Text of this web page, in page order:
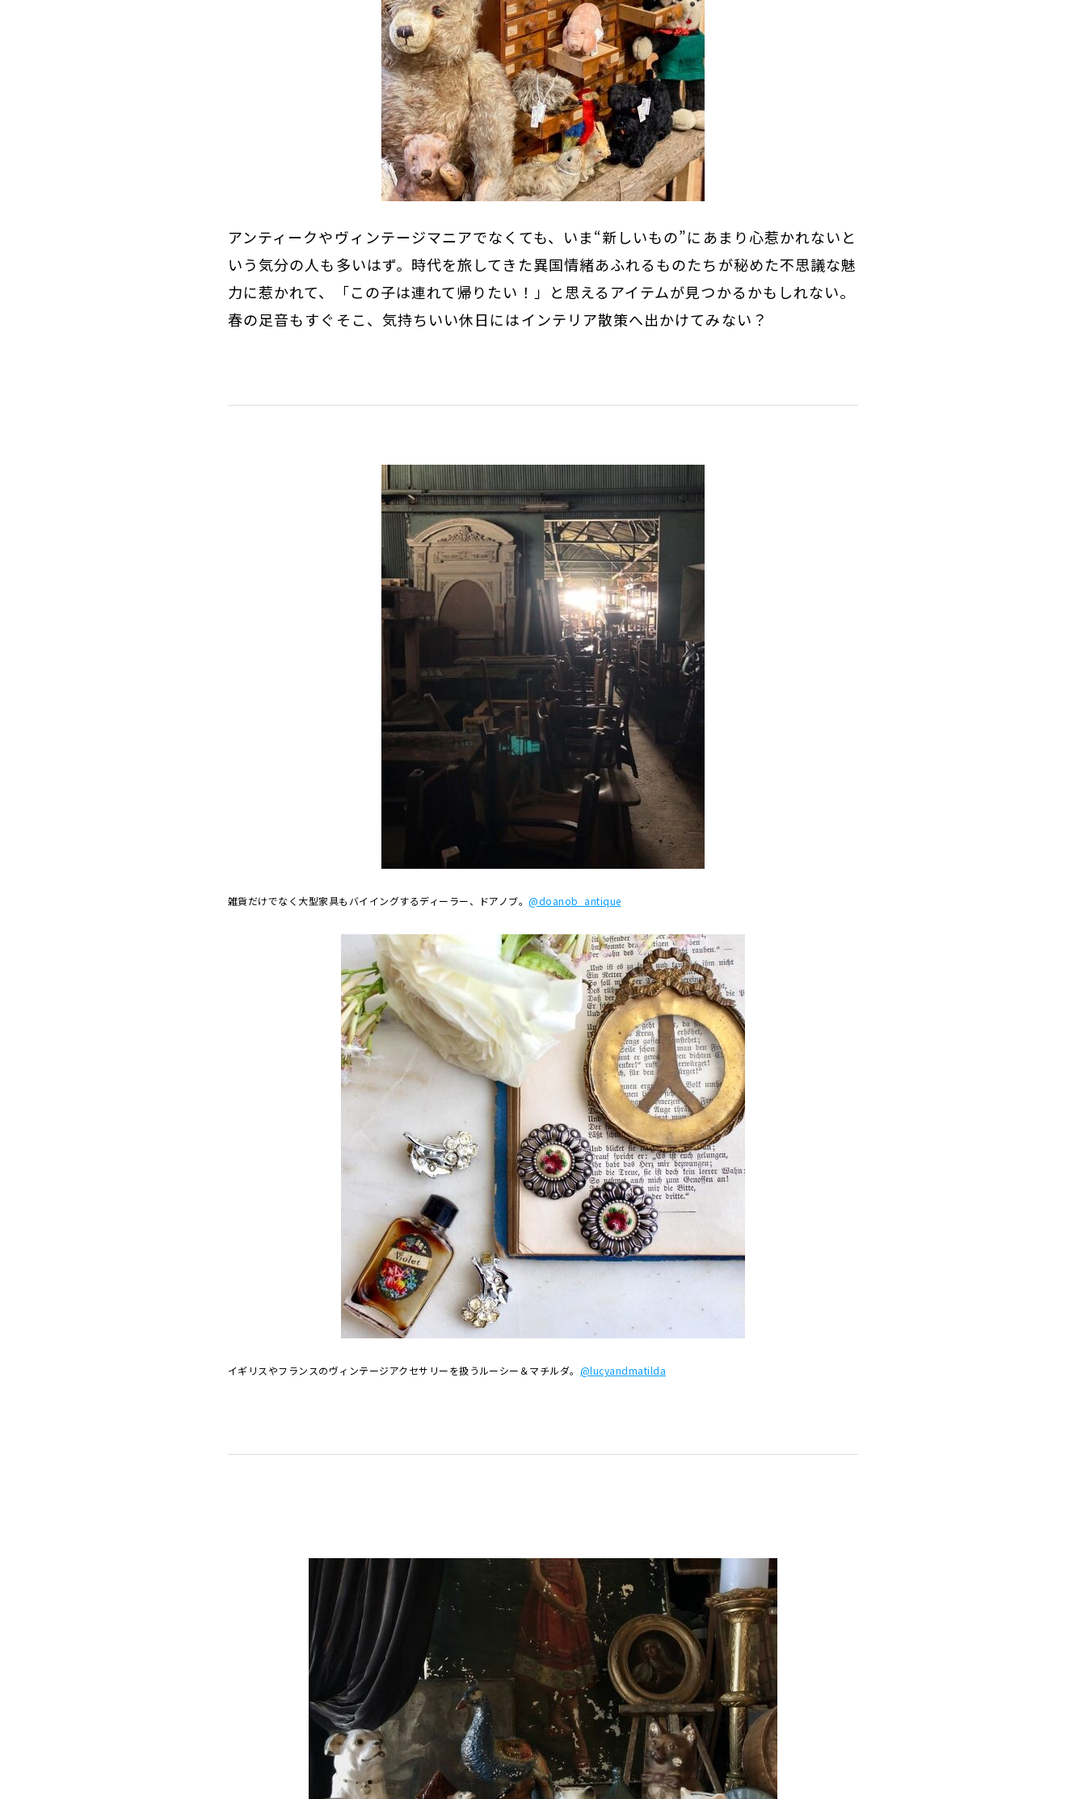
アンティークやヴィンテージマニアでなくても、いま“新しいもの”にあまり心惹かれないと
いう気分の人も多いはず。時代を旅してきた異国情緒あふれるものたちが秘めた不思議な魅
力に惹かれて、「この子は連れて帰りたい！」と思えるアイテムが見つかるかもしれない。
春の足音もすぐそこ、気持ちいい休日にはインテリア散策へ出かけてみない？
雑貨だけでなく大型家具もバイイングするディーラー、 ドアノブ。@doanob_antique
イギリスやフランスのヴィンテージアクセサリーを扱うルーシー＆マチルダ。 @lucyandmatilda